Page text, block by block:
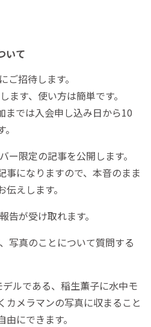
いて
招待します。
す、使い方は簡単です。
では入会申し込み日から10
限定の記事を公開します。
になりますので、本音のまま
えします。
が受け取れます。
写真のことについて質問する
ルである、稲生薫子に水中モ
カメラマンの写真に収まること
にできます。